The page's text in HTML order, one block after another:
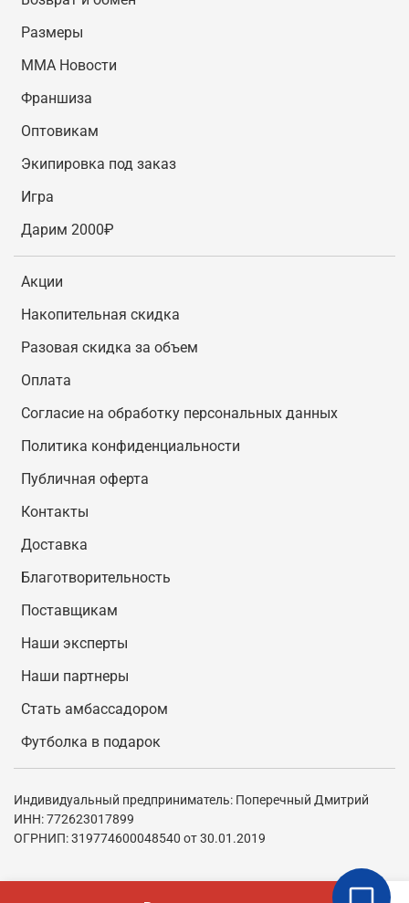
Размеры
MMA Новости
Франшиза
Оптовикам
Экипировка под заказ
Игра
Дарим 2000₽
Акции
Накопительная скидка
Разовая скидка за объем
Оплата
Согласие на обработку персональных данных
Политика конфиденциальности
Публичная оферта
Контакты
Доставка
Благотворительность
Поставщикам
Наши эксперты
Наши партнеры
Стать амбассадором
Футболка в подарок
Индивидуальный предприниматель: Поперечный Дмитрий
ИНН: 772623017899
ОГРНИП: 319774600048540 от 30.01.2019